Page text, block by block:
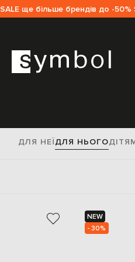
SALE ще більше брендів до -50%
ДЛЯ НЕЇДЛЯ НЬОГО
NEW
- 30%